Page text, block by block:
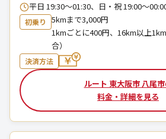
平日 19:30～01:30、日・祝 19:00～
初乗り
5kmまで3,000円
1kmごとに400円、16km以上
合）
決済方法
ルート 東大阪市 八尾
料金・詳細を見る